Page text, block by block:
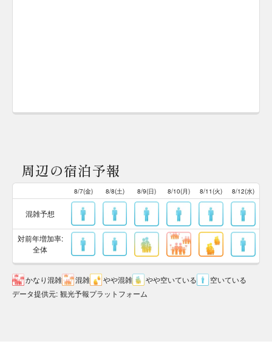
周辺の宿泊予報
8/7(金) 8/8(土) 8/9(日) 8/10(月) 8/11(火) 8/12(水)
混雑予想
対前年増加率:
全体
かなり混雑 混雑 やや混雑 やや空いている
空いている
データ提供元: 観光予報プラットフォーム